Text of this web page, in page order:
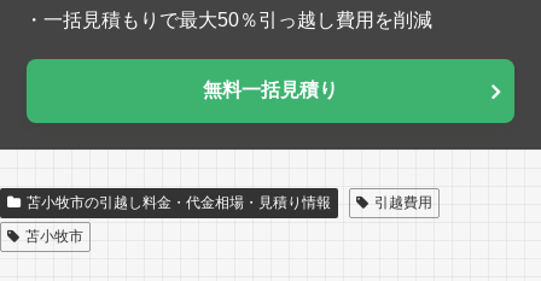
・一括見積もりで最大50％引っ越し費用を削減
無料一括見積り
苫小牧市の引越し料金・代金相場・見積り情報
引越費用
苫小牧市